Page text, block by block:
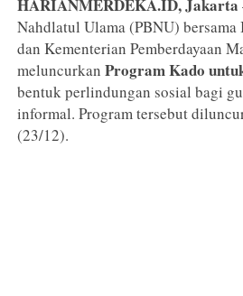
HARIANMERDEKA.ID, Jakarta
Nahdlatul Ulama (PBNU) bersama
dan Kementerian Pemberdayaan
meluncurkanProgram Kado
bentuk perlindungan sosial bagi
informal. Program tersebut
(23/12).